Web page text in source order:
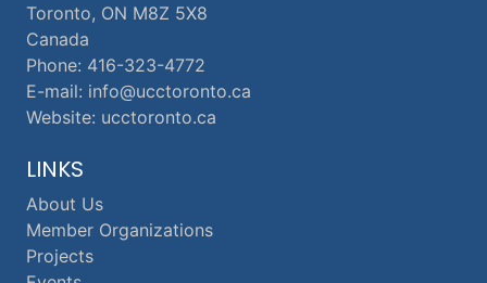
Toronto, ON M8Z 5X8
Canada
Phone: 416-323-4772
E-mail: info@ucctoronto.ca
Website: ucctoronto.ca
LINKS
About Us
Member Organizations
Projects